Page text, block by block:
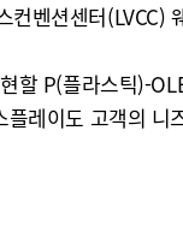
벤션센터
할 P(플라스틱)-
레이도 고객의